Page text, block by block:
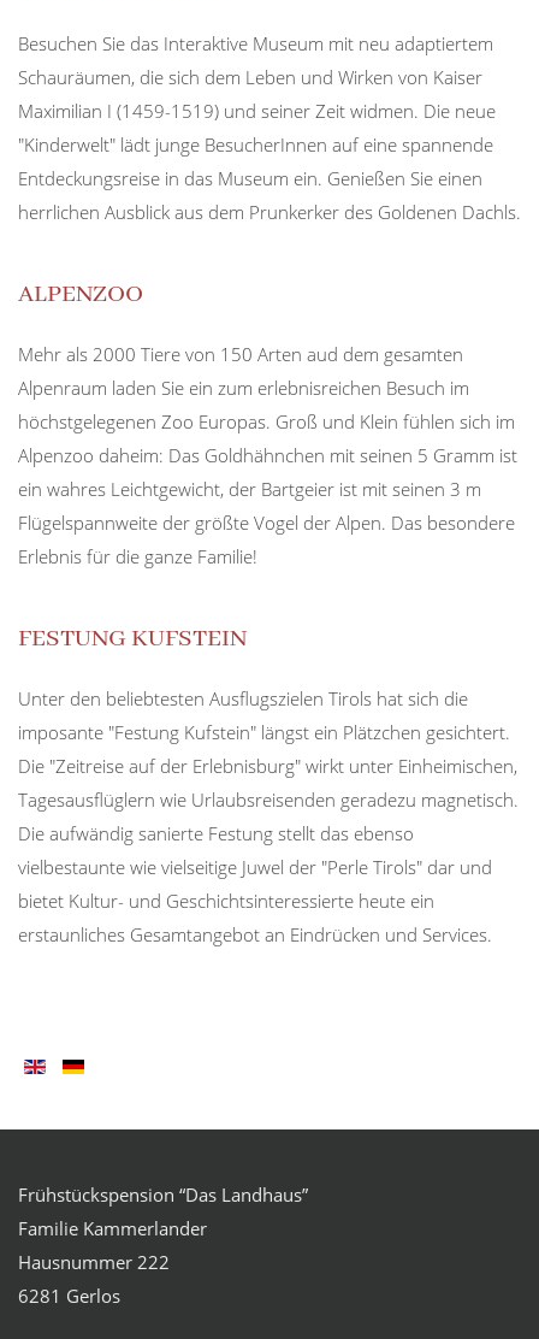
Besuchen Sie das Interaktive Museum mit neu adaptiertem
Schauräumen, die sich dem Leben und Wirken von Kaiser
Maximilian I (1459-1519) und seiner Zeit widmen. Die neue
"Kinderwelt" lädt junge BesucherInnen auf eine spannende
Entdeckungsreise in das Museum ein. Genießen Sie einen
herrlichen Ausblick aus dem Prunkerker des Goldenen Dachls.
ALPENZOO
Mehr als 2000 Tiere von 150 Arten aud dem gesamten
Alpenraum laden Sie ein zum erlebnisreichen Besuch im
höchstgelegenen Zoo Europas. Groß und Klein fühlen sich im
Alpenzoo daheim: Das Goldhähnchen mit seinen 5 Gramm ist
ein wahres Leichtgewicht, der Bartgeier ist mit seinen 3 m
Flügelspannweite der größte Vogel der Alpen. Das besondere
Erlebnis für die ganze Familie!
FESTUNG KUFSTEIN
Unter den beliebtesten Ausflugszielen Tirols hat sich die
imposante "Festung Kufstein" längst ein Plätzchen gesichtert.
Die "Zeitreise auf der Erlebnisburg" wirkt unter Einheimischen,
Tagesausflüglern wie Urlaubsreisenden geradezu magnetisch.
Die aufwändig sanierte Festung stellt das ebenso
vielbestaunte wie vielseitige Juwel der "Perle Tirols" dar und
bietet Kultur- und Geschichtsinteressierte heute ein
erstaunliches Gesamtangebot an Eindrücken und Services.
Frühstückspension “Das Landhaus”
Familie Kammerlander
Hausnummer 222
6281 Gerlos